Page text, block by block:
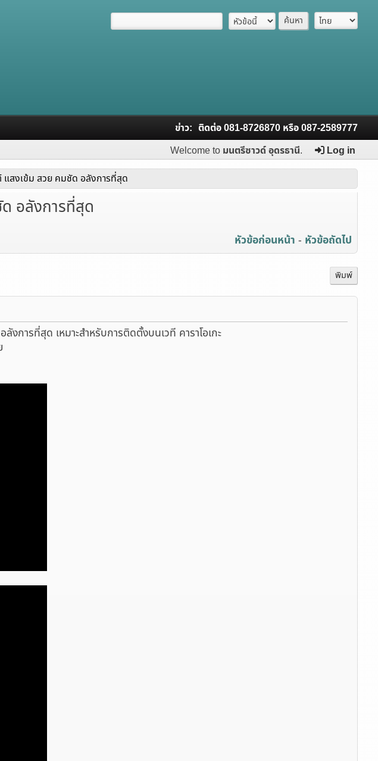
ข่าว: ติดต่อ 081-8726870 หรือ 087-2589777
Welcome to มนตรีซาวด์ อุดรธานี. Log in
แสงเข้ม สวย คมชัด อลังการที่สุด
ด อลังการที่สุด
หัวข้อก่อนหน้า - หัวข้อถัดไป
พิมพ์
การที่สุด เหมาะสำหรับการติดตั้งบนเวที คาราโอเกะ